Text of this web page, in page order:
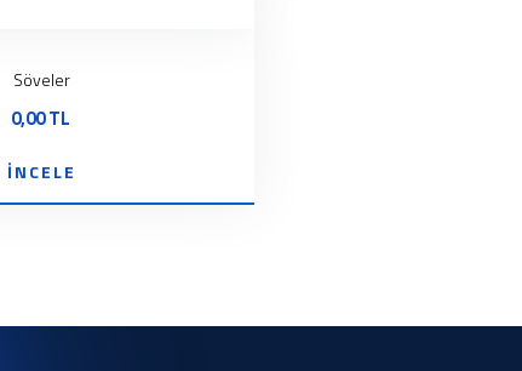
Söveler
0,00 TL
İNCELE